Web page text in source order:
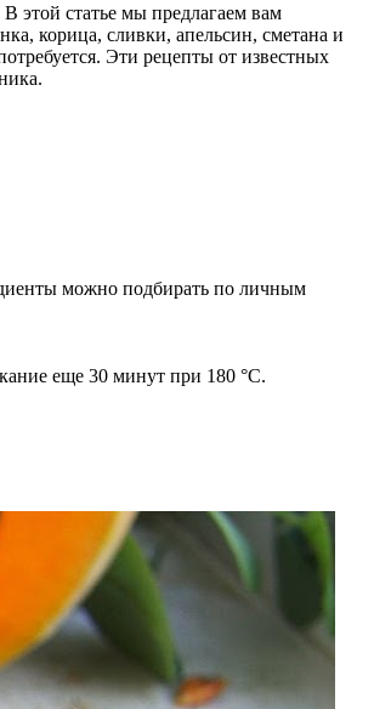
этой статье мы предлагаем вам
корица, сливки, апельсин, сметана и
Эти рецепты от известных
можно подбирать по личным
еще 30 минут при 180 °C.